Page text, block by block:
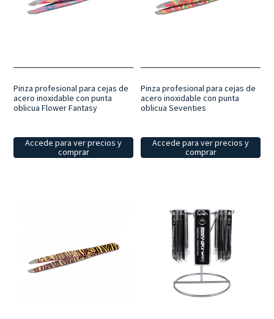
Pinza profesional para cejas de
acero inoxidable con punta
oblicua Flower Fantasy
Accede para ver precios y
comprar
Pinza profesional para cejas de
acero inoxidable con punta
oblicua Seventies
Accede para ver precios y
comprar